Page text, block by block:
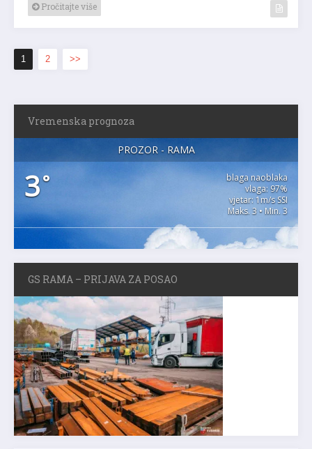
Pročitajte više
1 2 >>
Vremenska prognoza
PROZOR - RAMA
3°
blaga naoblaka
vlaga: 97%
vjetar: 1m/s SSI
Maks. 3 • Min. 3
GS RAMA – PRIJAVA ZA POSAO